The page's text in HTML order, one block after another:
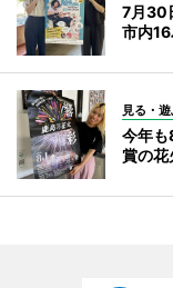
7月30
市内
見る・
今年
賞の花